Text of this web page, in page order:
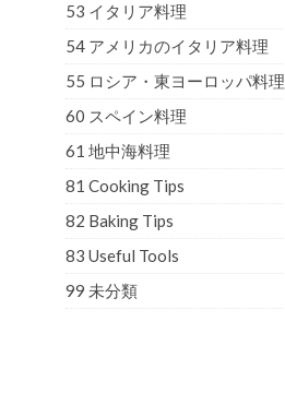
53 イタリア料理
54 アメリカのイタリア料理
55 ロシア・東ヨーロッパ料理
60 スペイン料理
61 地中海料理
81 Cooking Tips
82 Baking Tips
83 Useful Tools
99 未分類